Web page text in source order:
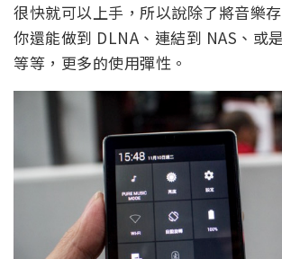
很快就可以上手，所以說除了將音樂
你還能做到 DLNA、連結到 NAS、或
等等，更多的使用彈性。